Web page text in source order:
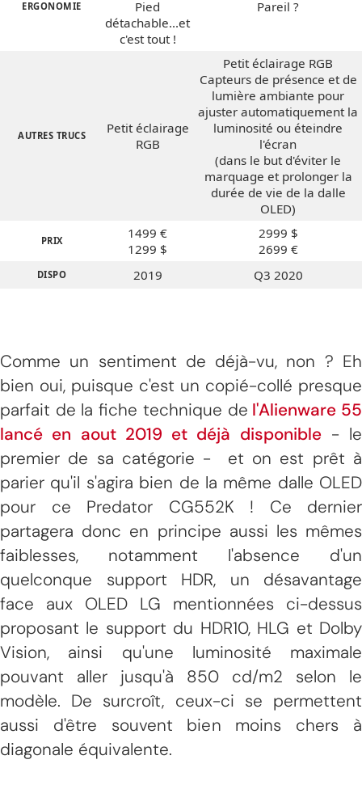
ERGONOMIE
Pied
détachable...et
c'est tout !
Pareil ?
AUTRES TRUCS
Petit éclairage
RGB
Petit éclairage RGB
Capteurs de présence et de
lumière ambiante pour
ajuster automatiquement la
luminosité ou éteindre
l'écran
(dans le but d'éviter le
marquage et prolonger la
durée de vie de la dalle
OLED)
PRIX
1499 €
1299 $
2999 $
2699 €
DISPO 2019 Q3 2020
Comme un sentiment de déjà-vu, non ? Eh
bien oui, puisque c'est un copié-collé presque
parfait de la fiche technique de l'Alienware 55
lancé en aout 2019 et déjà disponible- le
premier de sa catégorie - et on est prêt à
parier qu'il s'agira bien de la même dalle OLED
pour ce Predator CG552K ! Ce dernier
partagera donc en principe aussi les mêmes
faiblesses, notamment l'absence d'un
quelconque support HDR, un désavantage
face aux OLED LG mentionnées ci-dessus
proposant le support du HDR10, HLG et Dolby
Vision, ainsi qu'une luminosité maximale
pouvant aller jusqu'à 850 cd/m2 selon le
modèle. De surcroît, ceux-ci se permettent
aussi d'être souvent bien moins chers à
diagonale équivalente.